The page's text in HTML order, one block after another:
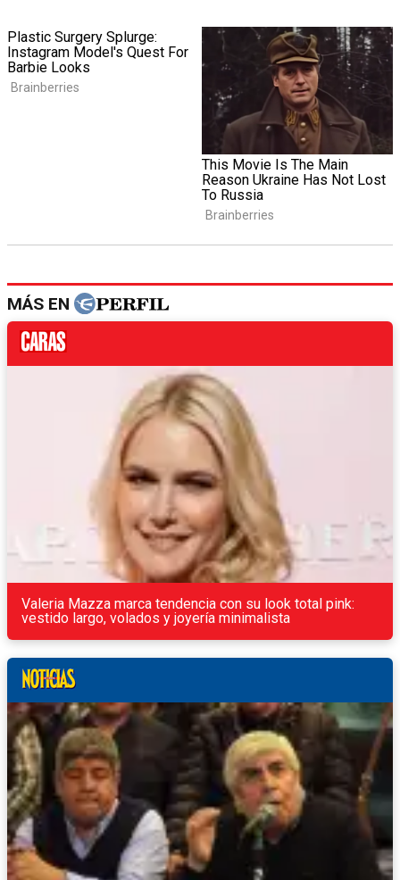
MÁS EN
Valeria Mazza marca tendencia con su look total pink:
vestido largo, volados y joyería minimalista